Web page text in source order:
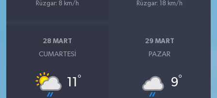
Rüzgar: 8 km/h
Rüzgar: 18 km/h
28 MART
CUMARTESI
11 °
29 MART
PAZAR
9°